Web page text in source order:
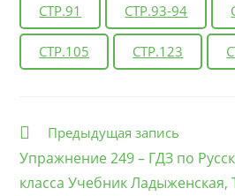
СТР.91 СТР.93-94
СТР.105 СТР.123
Еще
Предыдущая запись
Упражнение 249 – ГДЗ по
класса Учебник Ладыженская,